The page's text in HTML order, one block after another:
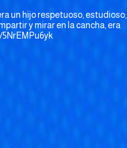
un hijo respetuoso, estudioso,
y mirar en la cancha, era